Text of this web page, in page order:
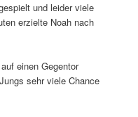
und leider viele
erzielte Noah nach
einen Gegentor
sehr viele Chance